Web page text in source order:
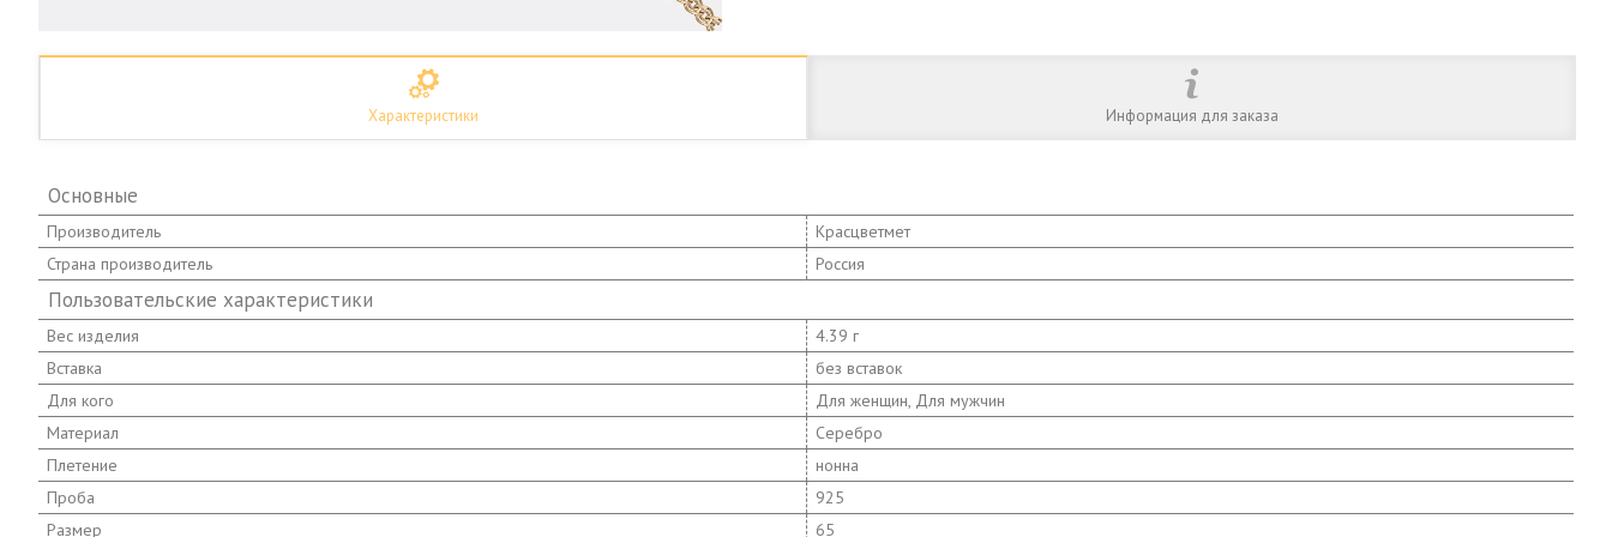
Характеристики Информация для заказа
Основные
Производитель
Красцветмет
Страна производитель
Россия
Пользовательские характеристики
Вес изделия
4.39 г
Вставка
без вставок
Для кого
Для женщин, Для мужчин
Материал
Серебро
Плетение
нонна
Проба
925
Размер
65